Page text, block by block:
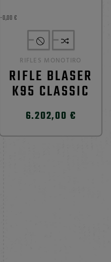
-0,00 €
RIFLES MONOTIRO
RIFLE BLASER
K95 CLASSIC
6.202,00 €